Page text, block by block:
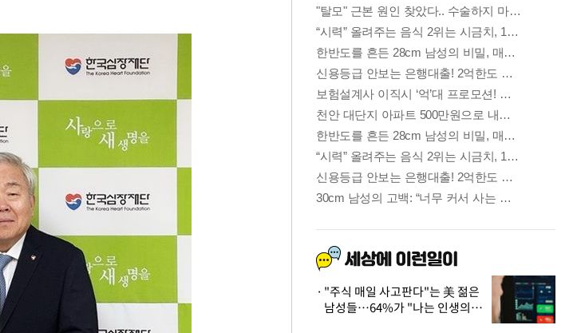
"주식 매일 사고판다"는 美 젊은
남성들…64%가 "나는 인생의